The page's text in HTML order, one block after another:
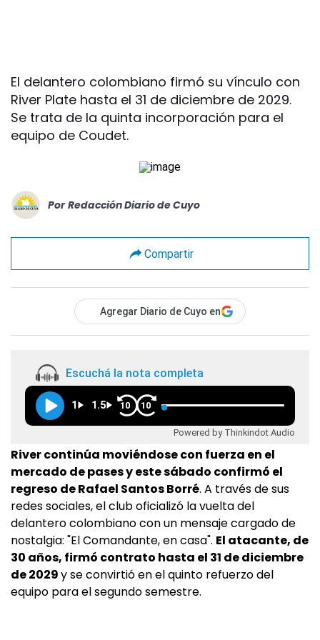
El delantero colombiano firmó su vínculo con
River Plate hasta el 31 de diciembre de 2029.
Se trata de la quinta incorporación para el
equipo de Coudet.
Por Redacción Diario de Cuyo
Compartir
Agregar Diario de Cuyo en
Escuchá la nota completa
1 1.5 10 10
Powered by Thinkindot Audio
River continúa moviéndose con fuerza en el
mercado de pases y este sábado confirmó el
regreso de Rafael Santos Borré. A través de sus
redes sociales, el club oficializó la vuelta del
delantero colombiano con un mensaje cargado de
nostalgia: "El Comandante, en casa". El atacante, de
30 años, firmó contrato hasta el 31 de diciembre
de 2029y se convirtió en el quinto refuerzo del
equipo para el segundo semestre.